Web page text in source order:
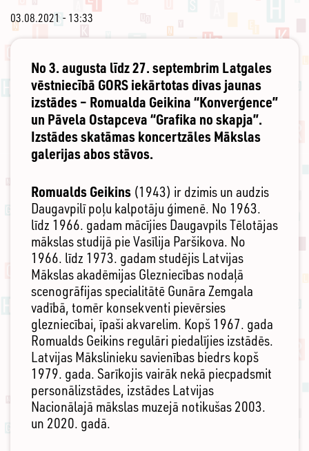
03.08.2021 - 13:33
No 3. augusta līdz 27. septembrim Latgales
vēstniecībā GORS iekārtotas divas jaunas
izstādes – Romualda Geikina “Konverģence”
un Pāvela Ostapceva “Grafika no skapja”.
Izstādes skatāmas koncertzāles Mākslas
galerijas abos stāvos.
Romualds Geikins (1943) ir dzimis un audzis
Daugavpilī poļu kalpotāju ģimenē. No 1963.
līdz 1966. gadam mācījies Daugavpils Tēlotājas
mākslas studijā pie Vasīlija Paršikova. No
1966. līdz 1973. gadam studējis Latvijas
Mākslas akadēmijas Glezniecības nodaļā
scenogrāfijas specialitātē Gunāra Zemgala
vadībā, tomēr konsekventi pievērsies
glezniecībai, īpaši akvarelim. Kopš 1967. gada
Romualds Geikins regulāri piedalījies izstādēs.
Latvijas Mākslinieku savienības biedrs kopš
1979. gada. Sarīkojis vairāk nekā piecpadsmit
personālizstādes, izstādes Latvijas
Nacionālajā mākslas muzejā notikušas 2003.
un 2020. gadā.